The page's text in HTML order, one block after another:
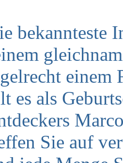
bekannteste
einem
es als
Sie auf